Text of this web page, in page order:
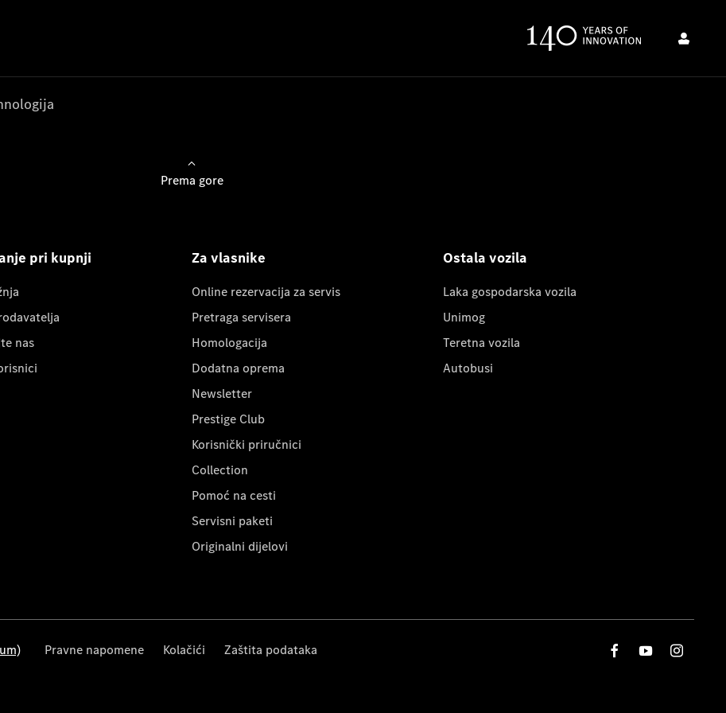
Prema gore
pri kupnji
nas
Za vlasnike
Online rezervacija za servis
Pretraga servisera
Homologacija
Dodatna oprema
Newsletter
Prestige Club
Korisnički priručnici
Collection
Pomoć na cesti
Servisni paketi
Originalni dijelovi
Ostala vozila
Laka gospodarska vozila
Unimog
Teretna vozila
Autobusi
Pravne napomene Kolačići Zaštita podataka